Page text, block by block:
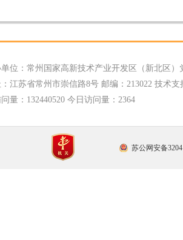
单位：常州国家高新技术产业开发区（新北区）
江苏省常州市崇信路8号 邮编：213022 技术支
量： 132440520 今日访问量： 2364
苏公网安备